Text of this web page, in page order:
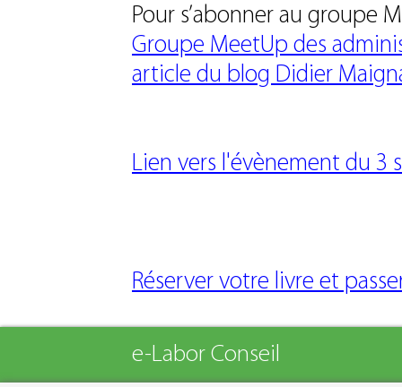
Pour s’abonner au groupe
Groupe MeetUp des
article du blog Didier
Lien vers l'évènement du 3
Réserver votre livre et
e-Labor Conseil